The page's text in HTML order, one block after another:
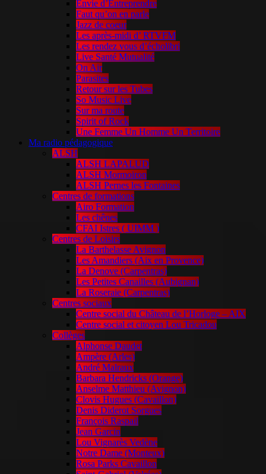
Envie d’Entreprendre
Faut qu’on en parle
Jazz de coeur
Les après-midi d’ RTVFM
Les rendez vous d’écholibri
Live Santé Mutualité
On Air
Parasites
Retour sur les Tubes
So Music Live
Sur ma route
Spirit of Rock
Une Femme Un Homme Un Territoire
Ma radio pédagogique
ALSH
ALSH LAPALUD
ALSH Mormoiron
ALSH Pernes les Fontaines
Centres de formations
Airo Formation
Les chênes
CFAI Istres ( UIMM )
Centres de Loisirs
La Barthelasse Avignon
Les Amandiers (Aix en Provence)
La Denove (Carpentras)
Les Petites Canailles (Aubignan)
La Roseraie (Carpentras)
Centres sociaux
Centre social du Château de l’Horloge – AIX
Centre social et citoyen Lou Tricadou
Collèges
Alphonse Daudet
Ampère (Arles)
André Malraux
Barbara Hendricks (Orange)
Anselme Matthieu (Avignon)
Clovis Hugues (Cavaillon)
Denis Diderot Sorgues
François Raspail
Jean Garcin
Lou Vignarès Vedène
Notre Dame (Monteux)
Rosa Parks Cavaillon